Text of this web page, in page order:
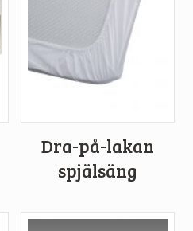
Dra-på-lakan
spjälsäng